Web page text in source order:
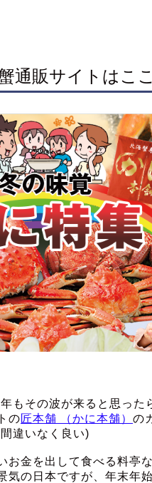
通販サイトはこ
もその波が来ると思った
の匠本舗 （かに本舗） の
違いなく良い)
お金を出して食べる料亭
気の日本ですが、年末年